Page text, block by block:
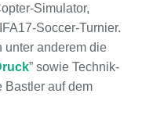
Simulator,
Soccer-Turnier.
unter anderem die
” sowie Technik-
Bastler auf dem